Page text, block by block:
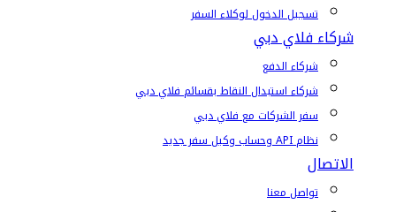
تسجيل الدخول لوكلاء السفر
شركاء فلاي دبي
شركاء الدفع
شركاء استبدال النقاط بقسائم فلاي دبي
سفر الشركات مع فلاي دبي
نظام API وحساب وكيل سفر جديد
الاتصال
تواصل معنا